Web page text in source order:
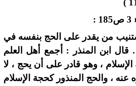
من يقدر على الحج بنفسه في
قال ابن المنذر : أجمع أهل العلم
، وهو قادر على أن يحج ، لا
، والحج المنذور كحجة الإسلام